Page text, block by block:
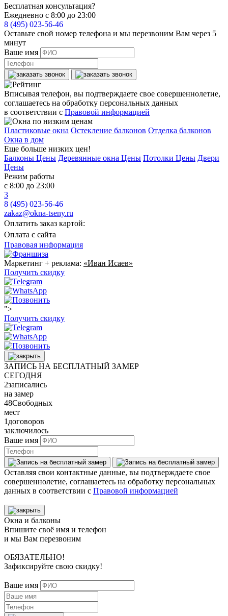
Бесплатная консультация?
Ежедневно с 8:00 до 23:00
8 (495) 023-56-46
Оставьте свой номер телефона и мы перезвоним Вам через 5
минут
Ваше имя
Вписывая телефон, вы подтверждаете свое совершеннолетие,
соглашаетесь на обработку персональных данных
в соответствии с Правовой информацией
Пластиковые окна Остекление балконов Отделка балконов
Окна в дом
Еще больше низких цен!
Балконы Цены Деревянные окна Цены Потолки Цены Двери
Цены
Режим работы
с 8:00 до 23:00
3
8 (495) 023-56-46
zakaz@okna-tseny.ru
Оплатить заказ картой:
Оплата с сайта
Правовая информация
Маркетинг + реклама: «Иван Исаев»
Получить скидку
">
Получить скидку
ЗАПИСЬ НА БЕСПЛАТНЫЙ ЗАМЕР
СЕГОДНЯ
2записались
на замер
48Свободных
мест
1 договоров
заключилось
Ваше имя
Оставляя свои контактные данные, вы подтверждаете свое
совершеннолетие, соглашаетесь на обработку персональных
данных в соответствии с Правовой информацией
Окна и балконы
Впишите своё имя и телефон
и мы Вам перезвоним
ОБЯЗАТЕЛЬНО!
Зафиксируйте свою скидку!
Ваше имя